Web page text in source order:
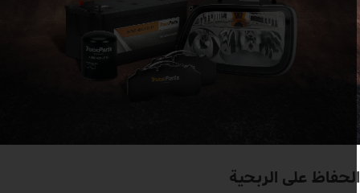
على الربحية